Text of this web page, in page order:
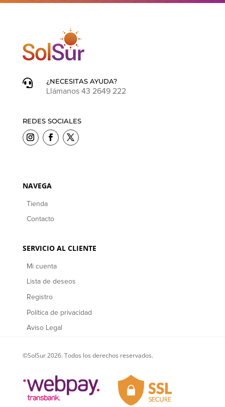

¿NECESITAS AYUDA?
Llámanos 43 2649 222
REDES SOCIALES
NAVEGA
Tienda
Contacto
SERVICIO AL CLIENTE
Mi cuenta
Lista de deseos
Registro
Política de privacidad
Aviso Legal
©SolSur 2026. Todos los derechos reservados.